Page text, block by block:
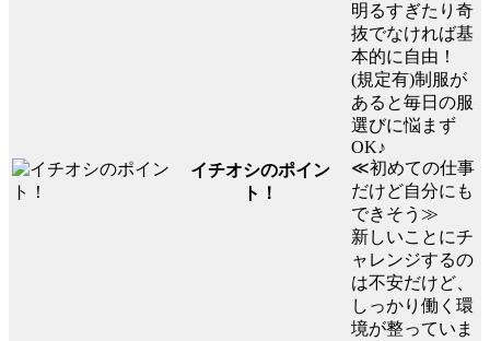
イチオシのポイン
ト！
明るすぎたり奇
抜でなければ基
本的に自由！
(規定有)制服が
あると毎日の服
選びに悩まず
OK♪
≪初めての仕事
だけど自分にも
できそう≫
新しいことにチ
ャレンジするの
は不安だけど、
しっかり働く環
境が整っていま